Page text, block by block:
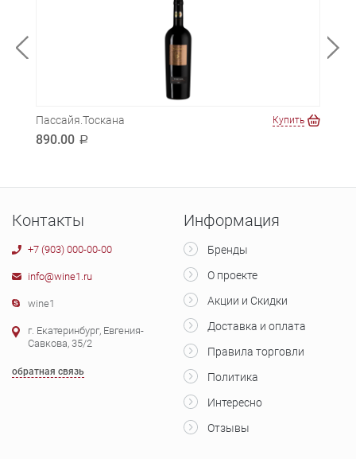
Пассайя.Тоскана
890.00 a
Купить
Контакты
+7 (903) 000-00-00
info@wine1.ru
wine1
г. Екатеринбург, Евгения-
Савкова, 35/2
обратная связь
Информация
Бренды
О проекте
Акции и Скидки
Доставка и оплата
Правила торговли
Политика
Интересно
Отзывы